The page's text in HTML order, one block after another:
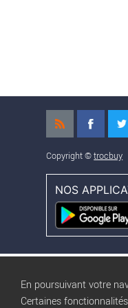
Copyright ©trocbuy
NOS
En poursuivant votre
Certaines